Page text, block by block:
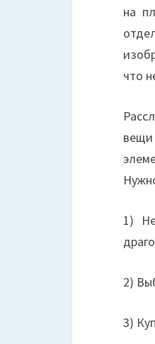
на
что
1)
2)
3)